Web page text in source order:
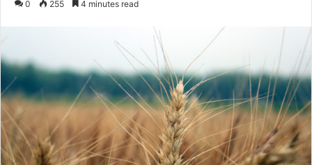
0 255 4 minutes read